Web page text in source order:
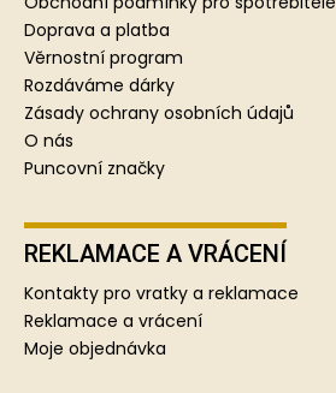
Doprava a platba
Věrnostní program
Rozdáváme dárky
Zásady ochrany osobních údajů
O nás
Puncovní značky
REKLAMACE A VRÁCENÍ
Kontakty pro vratky a reklamace
Reklamace a vrácení
Moje objednávka